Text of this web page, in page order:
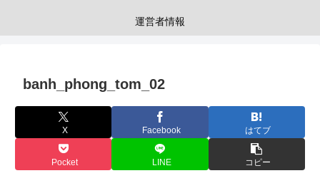
運営者情報
banh_phong_tom_02
X Facebook はてブ
Pocket LINE コピー